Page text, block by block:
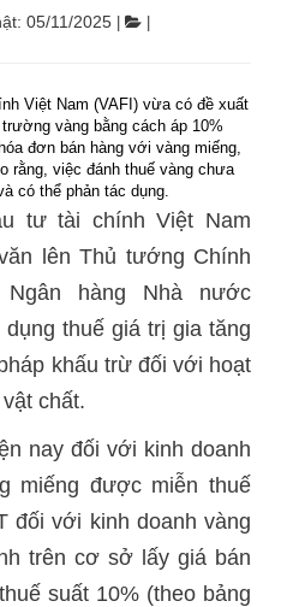
05/11/2025
Việt Nam (VAFI) vừa có đề xuất
vàng bằng cách áp 10%
đơn bán hàng với vàng miếng,
rằng, việc đánh thuế vàng chưa
có thể phản tác dụng.
tư tài chính Việt Nam
lên Thủ tướng Chính
hàng Nhà nước
thuế giá trị gia tăng
khấu trừ đối với hoạt
vật chất.
nay đối với kinh doanh
miếng được miễn thuế
đối với kinh doanh vàng
trên cơ sở lấy giá bán
suất 10% (theo bảng